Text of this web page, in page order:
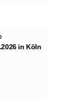
in Köln